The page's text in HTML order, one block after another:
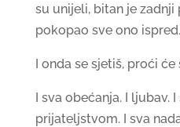
su unijeli, bitan je
pokopao sve ono ispred.
I onda se sjetiš, proći će
I sva obećanja. I ljubav.
prijateljstvom. I sva